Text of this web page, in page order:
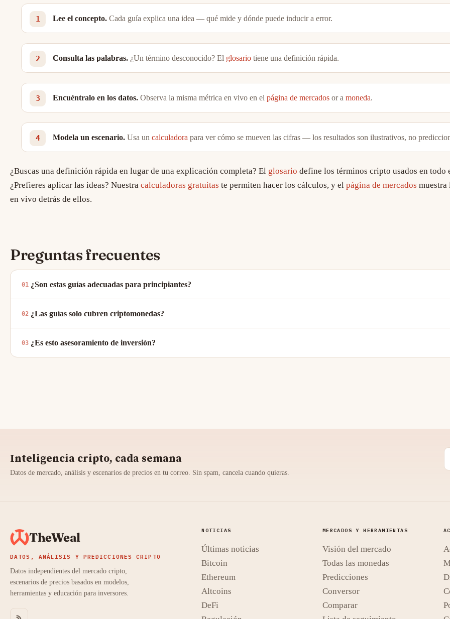
Lee el concepto. Cada guía explica una idea — qué mide y dónde puede inducir a error.
Consulta las palabras. ¿Un término desconocido? El glosario tiene una definición rápida.
Encuéntralo en los datos. Observa la misma métrica en vivo en el página de mercados or a moneda.
Modela un escenario. Usa un calculadora para ver cómo se mueven las cifras — los resultados son ilustrativos, no
¿Buscas una definición rápida en lugar de una explicación completa? El glosario define los términos cripto usados en todo
¿Prefieres aplicar las ideas? Nuestra calculadoras gratuitas te permiten hacer los cálculos, y el página de mercados muestra
en vivo detrás de ellos.
Preguntas frecuentes
¿Son estas guías adecuadas para principiantes?
¿Las guías solo cubren criptomonedas?
¿Es esto asesoramiento de inversión?
Inteligencia cripto, cada semana
Datos de mercado, análisis y escenarios de precios en tu correo. Sin spam, cancela cuando quieras.
TheWeal
DATOS, ANÁLISIS Y PREDICCIONES CRIPTO
Datos independientes del mercado cripto,
escenarios de precios basados en modelos,
herramientas y educación para inversores.
NOTICIAS
Últimas noticias
Bitcoin
Ethereum
Altcoins
DeFi
MERCADOS Y HERRAMIENTAS
Visión del mercado
Todas las monedas
Predicciones
Conversor
Comparar